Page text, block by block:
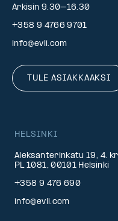
Arkisin 9.30–16.30
+358 9 4766 9701
info@evli.com
TULE ASIAKKAAKSI
HELSINKI
Aleksanterinkatu 19, 4.
PL 1081, 00101 Helsinki
+358 9 476 690
info@evli.com